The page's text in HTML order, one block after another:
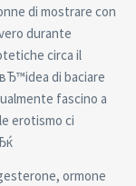
di mostrare con
durante
circa il
di baciare
fascino a
erotismo ci
ormone